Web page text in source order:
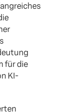
für die
KI-